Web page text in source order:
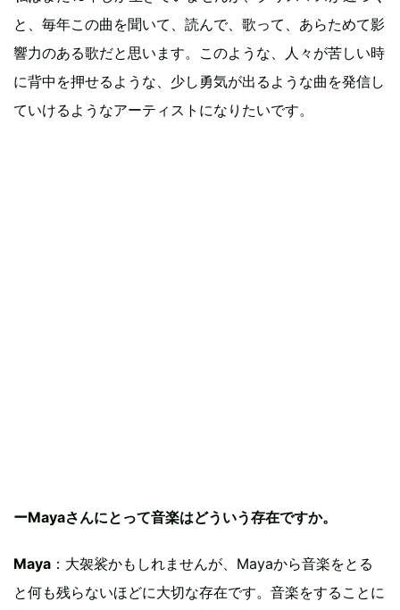
と、毎年この曲を聞いて、読んで、歌って、あらためて影
響力のある歌だと思います。このような、人々が苦しい時
に背中を押せるような、少し勇気が出るような曲を発信し
ていけるようなアーティストになりたいです。
ーMayaさんにとって音楽はどういう存在ですか。
Maya ：大袈裟かもしれませんが、Mayaから音楽をとる
と何も残らないほどに大切な存在です。音楽をすることに